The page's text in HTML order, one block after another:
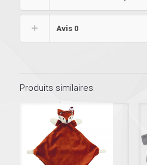
Avis 0
Produits similaires